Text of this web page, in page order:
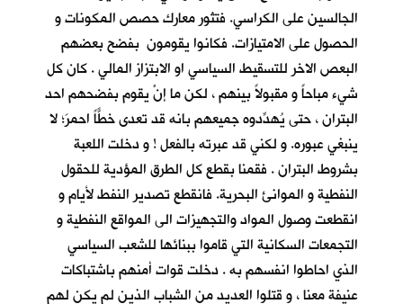
الجالسين على الكراسي. فتثور معارك حصص المكونات و
الحصول على الامتيازات. فكانوا يقومون بفضح بعضهم
البعص الاخر للتسقيط السياسي او الابتزاز المالي . كان كل
شيء مباحاً و مقبولاً بينهم ، لكن ما إنْ يقوم بفضحهم احد
البتران ، حتى يُهدِّدوه جميعهم بانه قد تعدى خطًّاً احمرَ؛ لا
ينبغي عبوره. و لكني قد عبرته بالفعل ! و دخلت اللعبة
بشروط البتران . فقمنا بقطع كل الطرق المؤدية للحقول
النفطية و الموانئ البحرية. فانقطع تصدير النفط لأيام و
انقطعت وصول المواد والتجهيزات الى المواقع النفطية و
التجمعات السكانية التي قاموا ببنائها للشعب السياسي
الذي احاطوا انفسهم به . دخلت قوات أمنهم باشتباكات
عنيفة معنا ، و قتلوا العديد من الشباب الذين لم يكن لهم